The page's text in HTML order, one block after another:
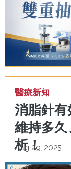
醫療新知
消脂針有
維持多久
析！
Aug 29, 2025